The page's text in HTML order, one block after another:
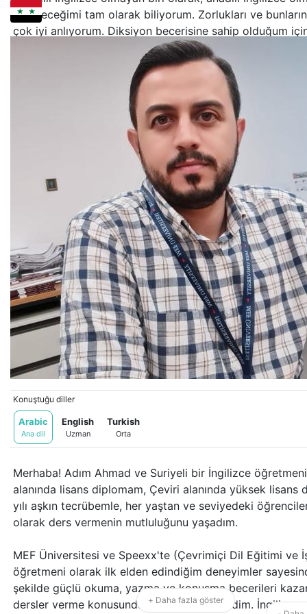
öğreteceğimi tam olarak biliyorum. Zorlukları ve
çok iyi anlıyorum. Diksiyon becerisine sahip olduğum
beni duymakta ve anlamakta sorun yaşamazsınız.
Hoş bir tavrım var. Öğretme konusunda güçlü bir
büyük bir sevgiyle öğretiyorum.
Bu içerik yapay zeka tarafından çevrilmiştir.
Orijinalini göster
Konuştuğu diller
Arabic
Ana dil
English
Uzman
Turkish
Orta
Merhaba! Adım Ahmad ve Suriyeli bir İngilizce
alanında lisans diplomam, Çeviri alanında yüksek lisans
yılı aşkın tecrübemle, her yaştan ve seviyedeki
olarak ders vermenin mutluluğunu yaşadım.
MEF Üniversitesi ve Speexx'te (Çevrimiçi Dil Eğitimi ve
öğretmeni olarak ilk elden edindiğim deneyimler
şekilde güçlü okuma, yazma ve konuşma becerileri
dersler verme konusunda uzmanlık geliştirdim.
+ Daha fazla göster